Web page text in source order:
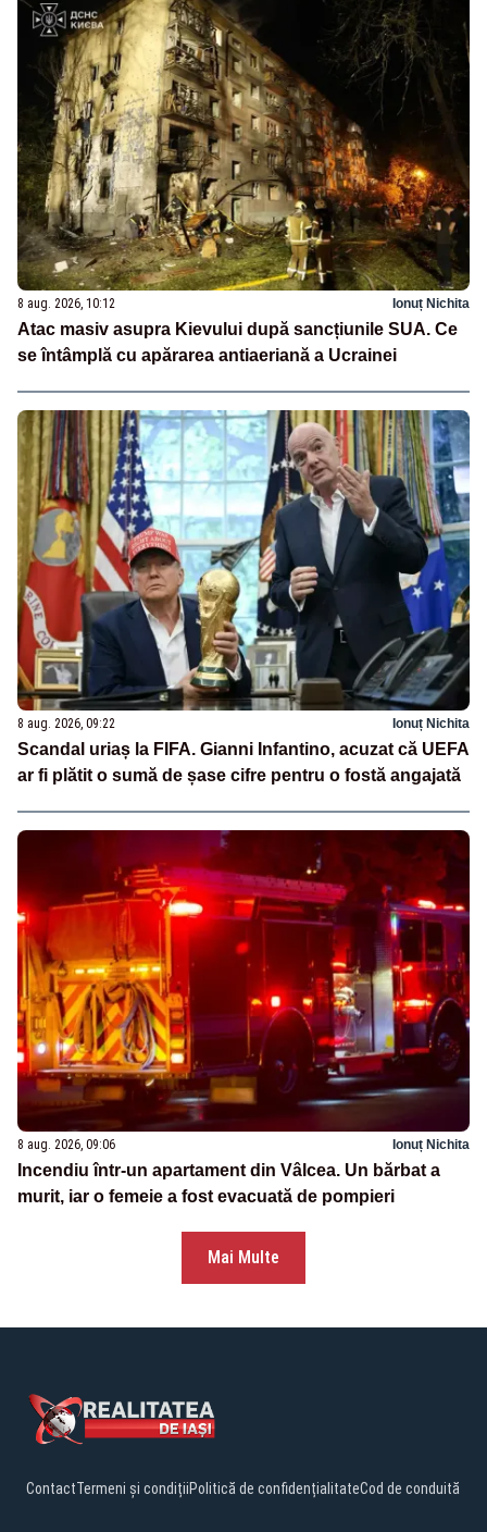
8 aug. 2026, 10:12 Ionuț Nichita
Atac masiv asupra Kievului după sancțiunile SUA. Ce
se întâmplă cu apărarea antiaeriană a Ucrainei
8 aug. 2026, 09:22 Ionuț Nichita
Scandal uriaș la FIFA. Gianni Infantino, acuzat că UEFA
ar fi plătit o sumă de șase cifre pentru o fostă angajată
8 aug. 2026, 09:06 Ionuț Nichita
Incendiu într-un apartament din Vâlcea. Un bărbat a
murit, iar o femeie a fost evacuată de pompieri
Mai Multe
ContactTermeni și condițiiPolitică de confidențialitateCod de conduită